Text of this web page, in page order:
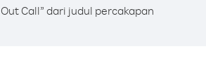
Call” dari judul percakapan